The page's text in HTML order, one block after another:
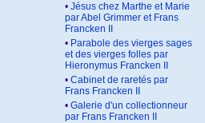
• Jésus chez Marthe et Marie
par Abel Grimmer et Frans
Francken II
• Parabole des vierges sages
et des vierges folles par
Hieronymus Francken II
• Cabinet de raretés par
Frans Francken II
• Galerie d'un collectionneur
par Frans Francken II